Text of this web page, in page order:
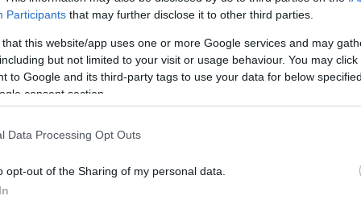
Participants that may further disclose it to other third parties.
that this website/app uses one or more Google services and may
but not limited to your visit or usage behaviour. You may
to Google and its third-party tags to use your data for below
consent section.
Data Processing Opt Outs
opt-out of the Sharing of my personal data.
Μιχαλόπουλο Παναγιώτη να βγαίνει 1ος με 566
δεύτερη θέση ο Τρεκλής Θοδωρής με 558. Στο
κατετάγη 7ος με 459. Στο Αεροβόλο
πήρε η Μιχελάκη Εβίτα με 562 και την 6η η
Δημήτρης 11ος με 551,5. Στο Αεροβόλο
Βεσέλα κατετάγη 4η με 587,2 και η